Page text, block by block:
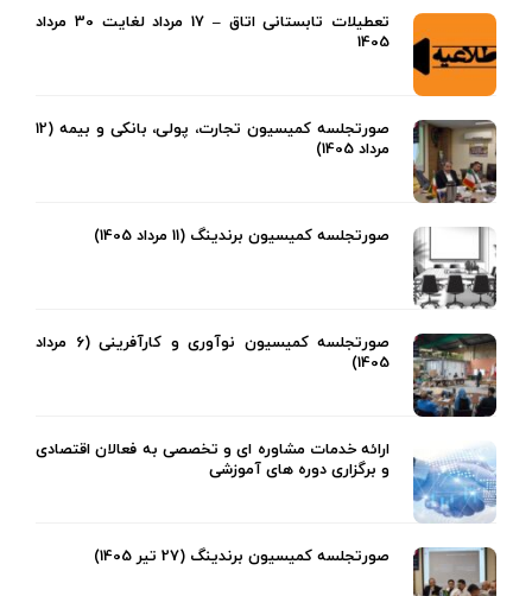
تعطیلات تابستانی اتاق – 17 مرداد لغایت 30 مرداد
1405
صورتجلسه کمیسیون تجارت، پولی، بانکی و بیمه (12
مرداد 1405)
صورتجلسه کمیسیون برندینگ (11 مرداد 1405)
صورتجلسه کمیسیون نوآوری و کارآفرینی (6 مرداد
1405)
ارائه خدمات مشاوره ای و تخصصی به فعالان اقتصادی
و برگزاری دوره های آموزشی
صورتجلسه کمیسیون برندینگ (27 تیر 1405)